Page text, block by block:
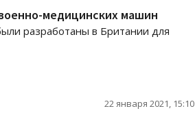
медицинских машин
разработаны в Британии для
22 января 2021, 15:10